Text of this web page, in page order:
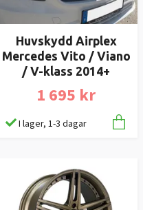
Huvskydd Airplex
Mercedes Vito / Viano
/ V-klass 2014+
1 695 kr
I lager, 1-3 dagar